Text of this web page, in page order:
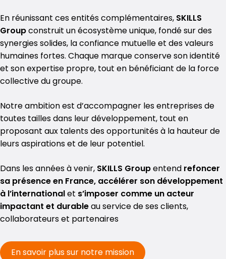
En réunissant ces entités complémentaires, SKILLS
Groupconstruit un écosystème unique, fondé sur des
synergies solides, la confiance mutuelle et des valeurs
humaines fortes. Chaque marque conserve son identité
et son expertise propre, tout en bénéficiant de la force
collective du groupe.
Notre ambition est d’accompagner les entreprises de
toutes tailles dans leur développement, tout en
proposant aux talents des opportunités à la hauteur de
leurs aspirations et de leur potentiel.
Dans les années à venir, SKILLS Groupentend refoncer
sa présence en France, accélérer son développement
à l’internationalet s’imposer comme un acteur
impactant et durableau service de ses clients,
collaborateurs et partenaires
En savoir plus sur notre mission